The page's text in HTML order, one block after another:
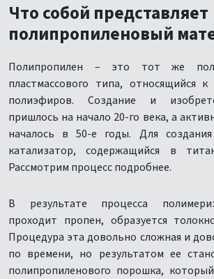
Что собой представляет
полипропиленовый
Полипропилен – это тот же
пластмассового типа, относящийся
полиэфиров. Создание и
пришлось на начало 20-го века, а
началось в 50-е годы. Для
катализатор, содержащийся в
Рассмотрим процесс подробнее.
В результате процесса
проходит пропен, образуется
Процедура эта довольно сложная и
по времени, но результатом ее
полипропиленового порошка,